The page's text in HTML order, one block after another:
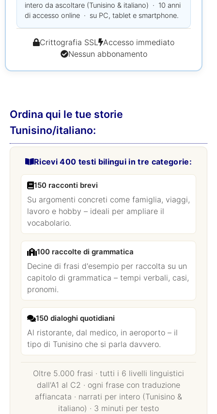
intero da ascoltare (Tunisino & italiano) · 10 anni
di accesso online · su PC, tablet e smartphone.
Crittografia SSL Accesso immediato
Nessun abbonamento
Ordina qui le tue storie
Tunisino/italiano:
Ricevi 400 testi bilingui in tre categorie:
150 racconti brevi
Su argomenti concreti come famiglia, viaggi,
lavoro e hobby – ideali per ampliare il
vocabolario.
100 raccolte di grammatica
Decine di frasi d'esempio per raccolta su un
capitolo di grammatica – tempi verbali, casi,
pronomi.
150 dialoghi quotidiani
Al ristorante, dal medico, in aeroporto – il
tipo di Tunisino che si parla davvero.
Oltre 5.000 frasi · tutti i 6 livelli linguistici
dall'A1 al C2 · ogni frase con traduzione
affiancata · narrati per intero (Tunisino &
italiano) · 3 minuti per testo